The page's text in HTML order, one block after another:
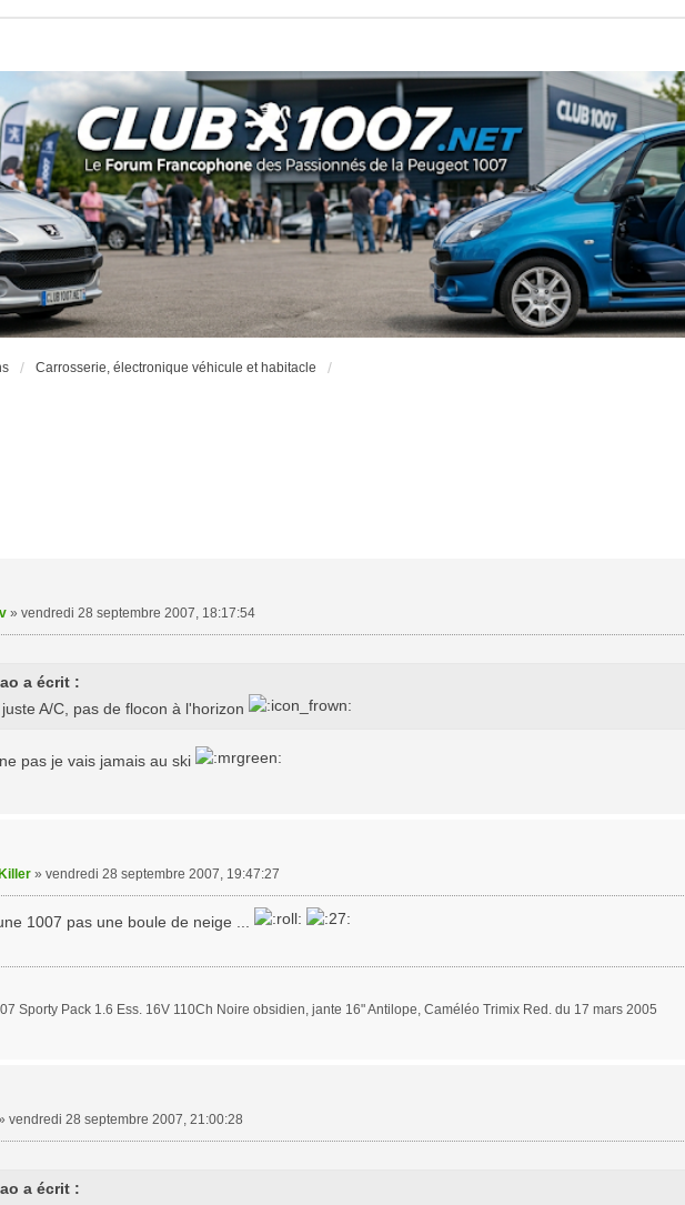
Carrosserie, électronique véhicule et habitacle
» vendredi 28 septembre 2007, 18:17:54
a écrit :
A/C, pas de flocon à l'horizon
pas je vais jamais au ski
» vendredi 28 septembre 2007, 19:47:27
1007 pas une boule de neige ...
Sporty Pack 1.6 Ess. 16V 110Ch Noire obsidien, jante 16" Antilope, Caméléo Trimix Red. du 17 mars 2005
vendredi 28 septembre 2007, 21:00:28
a écrit :